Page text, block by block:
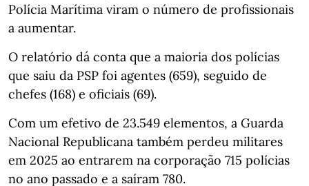
Polícia Marítima viram o número de profissionais
a aumentar.
O relatório dá conta que a maioria dos polícias
que saiu da PSP foi agentes (659), seguido de
chefes (168) e oficiais (69).
Com um efetivo de 23.549 elementos, a Guarda
Nacional Republicana também perdeu militares
em 2025 ao entrarem na corporação 715 polícias
no ano passado e a saíram 780.